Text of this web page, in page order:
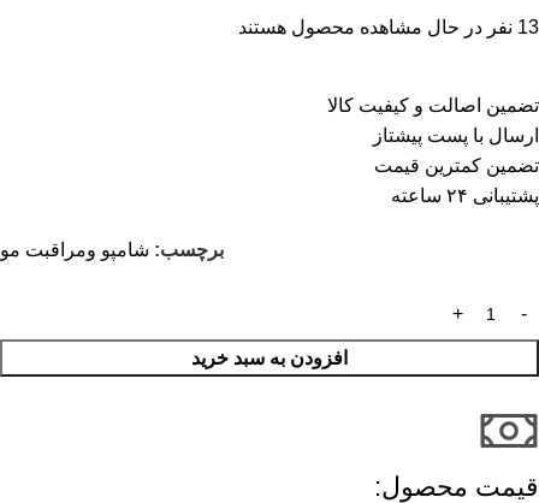
13 نفر در حال مشاهده محصول هستند
تضمین اصالت و کیفیت کالا
ارسال با پست پیشتاز
تضمین کمترین قیمت
پشتیبانی ۲۴ ساعته
برچسب: شامپو ومراقبت مو
افزودن به سبد خرید
قیمت محصول:​